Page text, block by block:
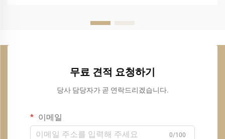
무료 견적 요청하기
당사 담당자가 곧 연락드리겠습니다.
이메일
0/100